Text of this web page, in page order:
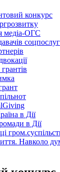
конкурс
медіа-ОГС
соцпослуг
в Дії
в Дії
Навколо